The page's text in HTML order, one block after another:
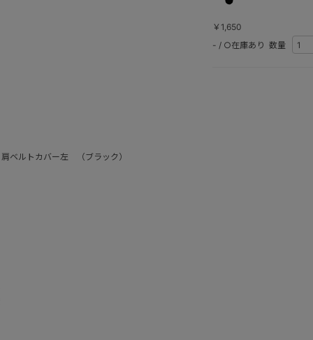
ルトカバー左 （ブラック）
￥1,650
- / ○在庫あり 数量